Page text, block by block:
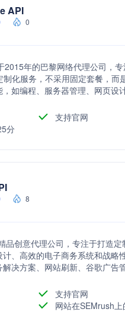
API
0
年的巴黎网络代理公司，
化服务，不采用固定套餐，而
如编程、服务器管理、网页设
支持官网
分
8
品创意代理公司，专注于打造
、高效的电子商务系统和战略
决方案、网站刷新、谷歌广告
支持官网
网站在SEMrush